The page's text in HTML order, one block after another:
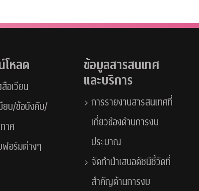
โหลด
อเวียน
ยบ/ข้อบังคับ/
าศ
อร์มต่างๆ
ข้อมูลสารสนเทศ
และบริการ
การรายงานสารสนเทศที่
เกี่ยวข้องด้านการงบ
ประมาณ
จัดทำนำเสนอดัชนีชี้วัดที่
สำคัญด้านการงบ